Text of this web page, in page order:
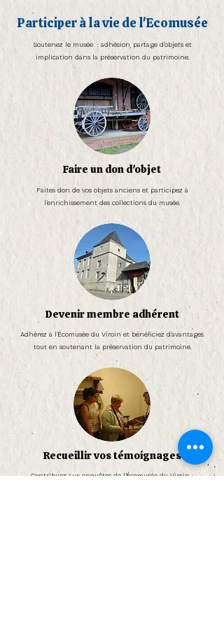
Participer à la vie de l'Ecomusée
Soutenez le musée : adhésion, partage d’objets et
implication dans la préservation du patrimoine.
Faire un don d'objet
Faites don de vos objets anciens et participez à
l’enrichissement des collections du musée.
Devenir membre adhérent
Adhérez à l’Écomusée du Viroin et bénéficiez d’avantages
tout en soutenant la préservation du patrimoine.
Recueillir vos témoignages
Contribuez aux enquêtes de l’Écomusée du Viroin :